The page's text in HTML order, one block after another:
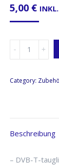
5,00 €
Menge
Category:
Beschreibung
– DVB-T-